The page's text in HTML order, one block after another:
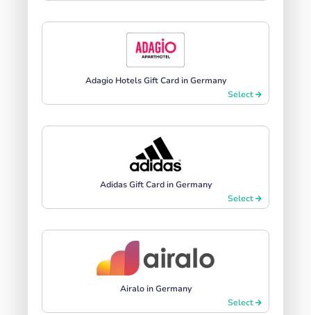
Adagio Hotels Gift Card in Germany
Select
Adidas Gift Card in Germany
Select
Airalo in Germany
Select